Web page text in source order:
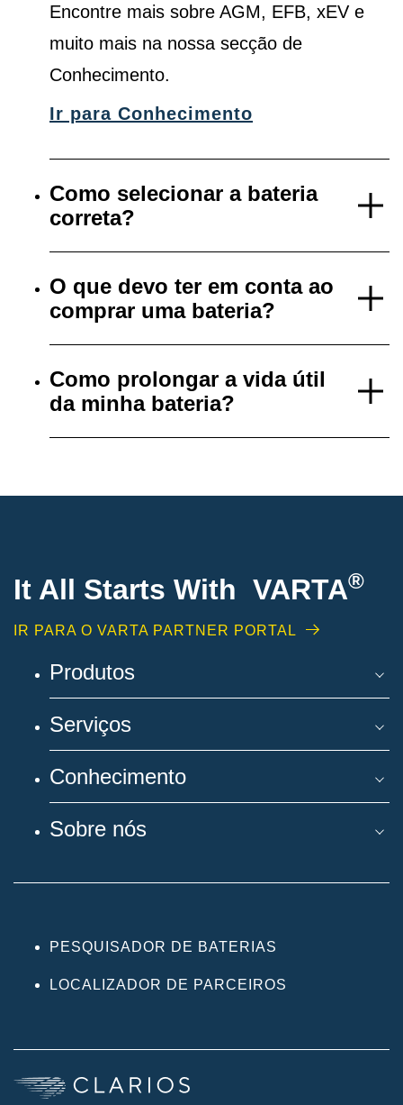
Encontre mais sobre AGM, EFB, xEV e
muito mais na nossa secção de
Conhecimento.
Ir para Conhecimento
Como selecionar a bateria
correta?
O que devo ter em conta ao
comprar uma bateria?
Como prolongar a vida útil
da minha bateria?
It All Starts With VARTA®
IR PARA O VARTA PARTNER PORTAL
Produtos
Serviços
Conhecimento
Sobre nós
PESQUISADOR DE BATERIAS
LOCALIZADOR DE PARCEIROS